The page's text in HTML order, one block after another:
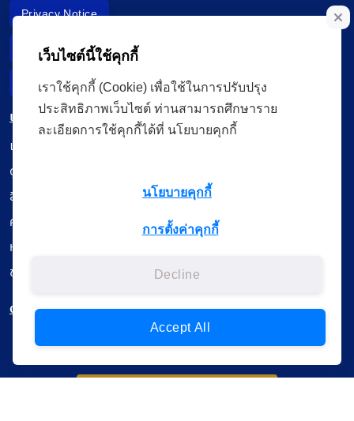
Privacy Notice
Data Subject Right
Incident Report
เมนู
เรียนออนไลน์
ดูถ่ายทอดสด
สื่อการเรียนรู้
ค้นรายการหนังสือ
หนังสืออิเล็กทรอนิกส์
ข้อมูลผู้ใช้งาน
ดาวน์โหลดใช้งานบนแอปพลิเคชัน
เว็บไซต์นี้ใช้คุกกี้
เราใช้คุกกี้ (Cookie) เพื่อใช้ในการปรับปรุง
ประสิทธิภาพเว็บไซต์ ท่านสามารถศึกษาราย
ละเอียดการใช้คุกกี้ได้ที่ นโยบายคุกกี้
นโยบายคุกกี้
การตั้งค่าคุกกี้
Decline
Accept All